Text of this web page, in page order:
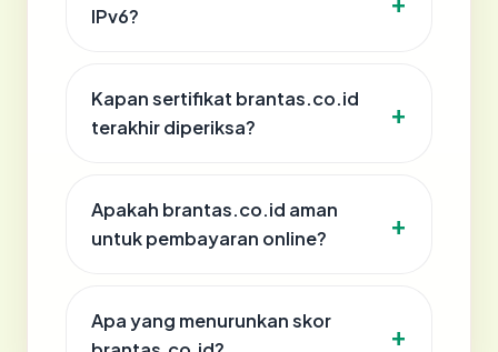
IPv6?
Kapan sertifikat brantas.co.id
terakhir diperiksa?
Apakah brantas.co.id aman
untuk pembayaran online?
Apa yang menurunkan skor